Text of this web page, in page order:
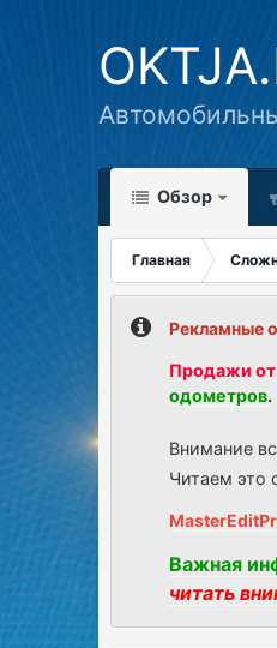
Обзор
Главная
Рекламные
Продажи
одометров.
Внимание
Читаем это
Важная
читать